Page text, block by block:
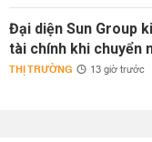
Đại diện Sun Group
tài chính khi chuyển
THỊ TRƯỜNG 13 giờ trước